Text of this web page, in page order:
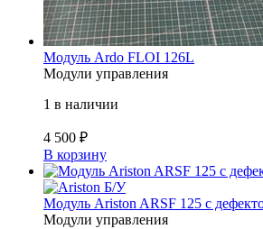
Модуль Ardo FLOI 126L
Модули управления
1 в наличии
4 500 ₽
В корзину
Б/У
Модуль Ariston ARSF 125 с
Модули управления